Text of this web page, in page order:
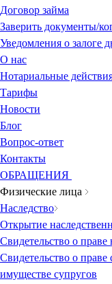
Договор займа
Заверить документы/
Уведомления о залоге
О нас
Нотариальные
Тарифы
Новости
Блог
Вопрос-ответ
Контакты
ОБРАЩЕНИЯ
Физические лица
Наследство
Открытие
Свидетельство о праве
Свидетельство о
имуществе супругов